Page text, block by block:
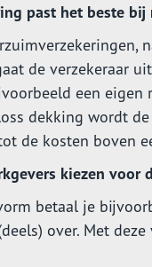
past het beste
de verzekeraar
een
dekking wordt
de kosten boven
kiezen
betaal je
over. Met